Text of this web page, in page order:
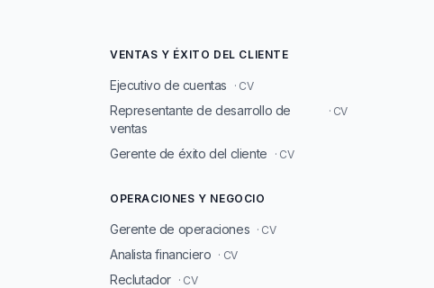
VENTAS Y ÉXITO DEL CLIENTE
Ejecutivo de cuentas · CV
Representante de desarrollo de
ventas
· CV
Gerente de éxito del cliente · CV
OPERACIONES Y NEGOCIO
Gerente de operaciones · CV
Analista financiero · CV
Reclutador · CV